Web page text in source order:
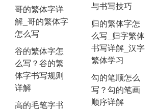
哥的繁体字详
解_哥的繁体字
怎么写
谷的繁体字怎
么写？谷的繁
体字书写规则
详解
高的毛笔字书
与书写技巧
归的繁体字怎
么写_归字繁体
书写详解_汉字
繁体学习
勾的笔顺怎么
写？勾的笔画
顺序详解